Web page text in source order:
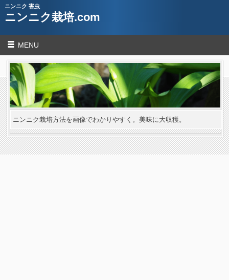
ニンニク 害虫
ニンニク栽培.com
MENU
ニンニク栽培方法を画像でわかりやすく。美味に大収穫。